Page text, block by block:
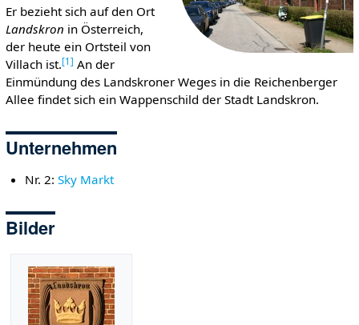
Er bezieht sich auf den Ort
Landskron in Österreich,
der heute ein Ortsteil von
Villach ist.[1 ] An der
Einmündung des Landskroner Weges in die Reichenberger
Allee findet sich ein Wappenschild der Stadt Landskron.
Unternehmen
Nr. 2:Sky Markt
Bilder